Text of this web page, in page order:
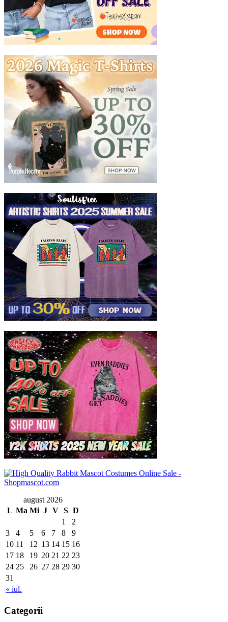
august 2026
L Ma Mi J V S D
« iul.
1
2
3
4 5 6 7 8
9
10 11 12 13 14 15 16
17 18 19 20 21 22 23
24 25 26 27 28 29 30
31
Categorii